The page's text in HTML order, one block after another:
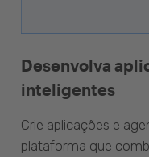
Desenvolva
inteligentes
Crie aplicações e
plataforma que